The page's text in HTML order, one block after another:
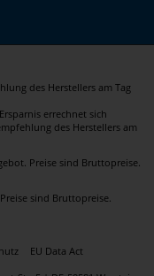
des Herstellers am Tag
errechnet sich
des Herstellers am
Preise sind Bruttopreise.
sind Bruttopreise.
EU Data Act